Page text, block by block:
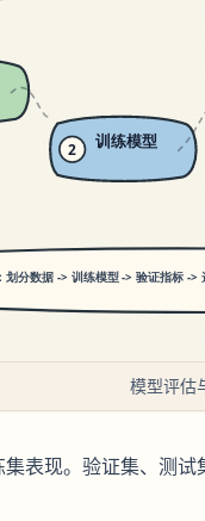
模型评估
表现。验证集、测